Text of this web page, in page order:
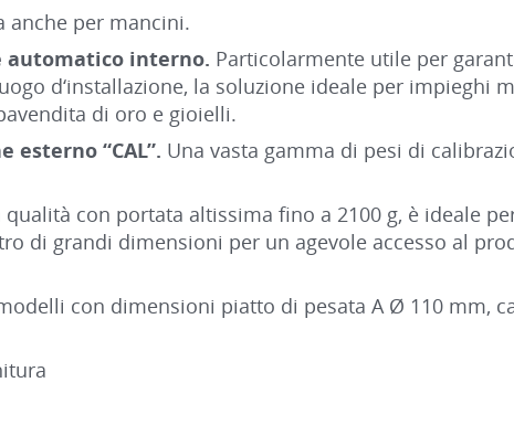
anche per mancini.
automatico interno. Particolarmente utile per
d‘installazione, la soluzione ideale per impieghi
di oro e gioielli.
esterno “CAL”. Una vasta gamma di pesi di
con portata altissima fino a 2100 g, è ideale
di grandi dimensioni per un agevole accesso al
con dimensioni piatto di pesata A Ø 110 mm,